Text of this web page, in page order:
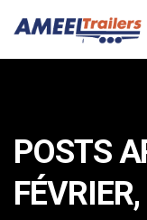
POSTS